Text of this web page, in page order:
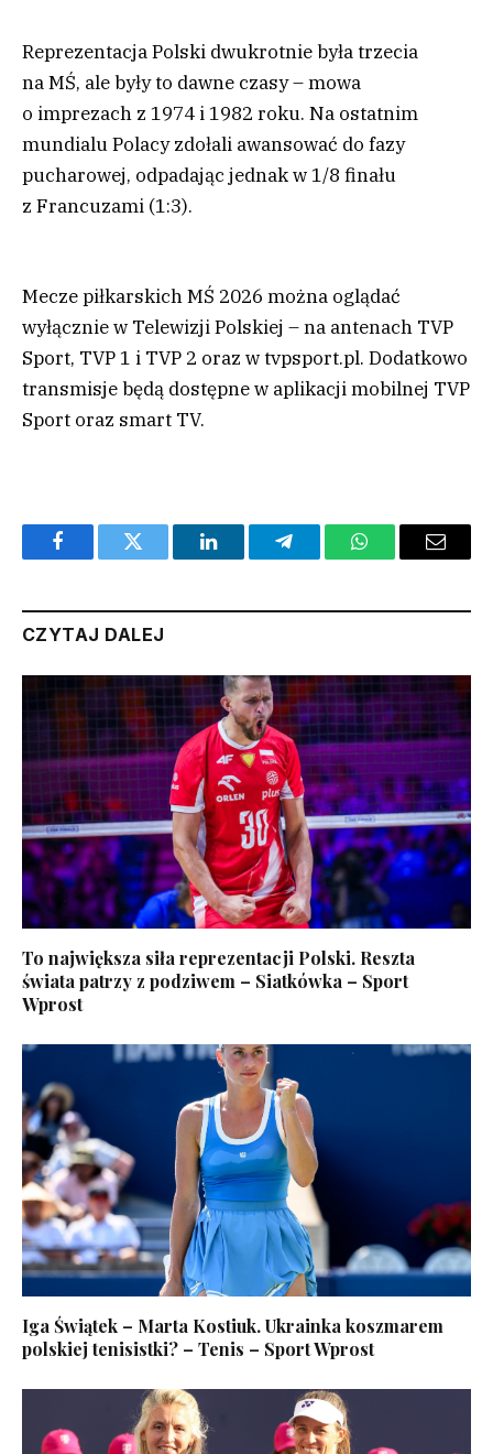
Reprezentacja Polski dwukrotnie była trzecia
na MŚ, ale były to dawne czasy – mowa
o imprezach z 1974 i 1982 roku. Na ostatnim
mundialu Polacy zdołali awansować do fazy
pucharowej, odpadając jednak w 1/8 finału
z Francuzami (1:3).
Mecze piłkarskich MŚ 2026 można oglądać
wyłącznie w Telewizji Polskiej – na antenach TVP
Sport, TVP 1 i TVP 2 oraz w tvpsport.pl. Dodatkowo
transmisje będą dostępne w aplikacji mobilnej TVP
Sport oraz smart TV.
FacebookTwitter LinkedInTelegramWhatsAppEmail
CZYTAJ DALEJ
To największa siła reprezentacji Polski. Reszta
świata patrzy z podziwem – Siatkówka – Sport
Wprost
Iga Świątek – Marta Kostiuk. Ukrainka koszmarem
polskiej tenisistki? – Tenis – Sport Wprost